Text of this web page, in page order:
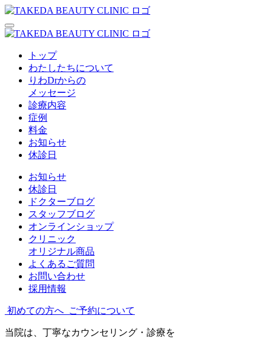
トップ
わたしたちについて
りわDrからの
メッセージ
診療内容
症例
料金
お知らせ
休診日
お知らせ
休診日
ドクターブログ
スタッフブログ
オンラインショップ
クリニック
オリジナル商品
よくあるご質問
お問い合わせ
採用情報
初めての方へ ご予約について
当院は、丁寧なカウンセリング・診療を